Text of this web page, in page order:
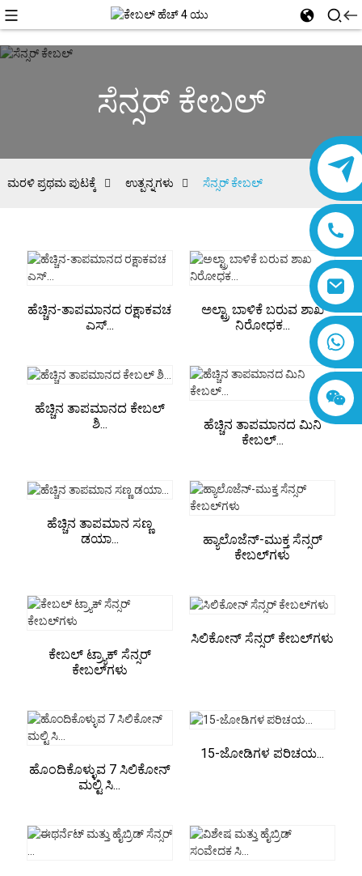
8618019377761
ಸೆನ್ಸರ್ ಕೇಬಲ್
ಮರಳಿ ಪ್ರಥಮ ಪುಟಕ್ಕೆ ಉತ್ಪನ್ನಗಳು ಸೆನ್ಸರ್ ಕೇಬಲ್
ಹೆಚ್ಚಿನ-ತಾಪಮಾನದ ರಕ್ಷಾಕವಚ
ಎಸ್...
ಅಲ್ಟ್ರಾ ಬಾಳಿಕೆ ಬರುವ ಶಾಖ
ನಿರೋಧಕ...
ಹೆಚ್ಚಿನ ತಾಪಮಾನದ ಕೇಬಲ್
ಶಿ...
ಹೆಚ್ಚಿನ ತಾಪಮಾನದ ಮಿನಿ
ಕೇಬಲ್...
ಹೆಚ್ಚಿನ ತಾಪಮಾನ ಸಣ್ಣ
ಡಯಾ...
ಹ್ಯಾಲೊಜೆನ್-ಮುಕ್ತ ಸೆನ್ಸರ್
ಕೇಬಲ್‌ಗಳು
ಕೇಬಲ್ ಟ್ರ್ಯಾಕ್ ಸೆನ್ಸರ್
ಕೇಬಲ್‌ಗಳು
ಸಿಲಿಕೋನ್ ಸೆನ್ಸರ್ ಕೇಬಲ್‌ಗಳು
ಹೊಂದಿಕೊಳ್ಳುವ 7 ಸಿಲಿಕೋನ್
ಮಲ್ಟಿ ಸಿ...
15-ಜೋಡಿಗಳ ಪರಿಚಯ...